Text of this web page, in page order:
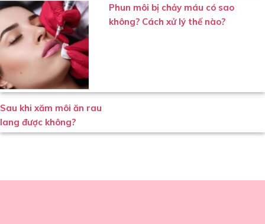
Phun môi bị chảy máu có sao
không? Cách xử lý thế nào?
Sau khi xăm môi ăn rau
lang được không?